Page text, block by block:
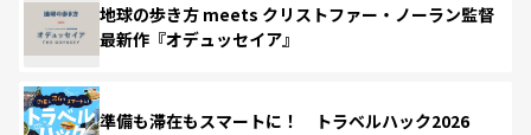
地球の歩き方 meets クリストファー・ノーラン監督
最新作『オデュッセイア』
準備も滞在もスマートに！ トラベルハック2026